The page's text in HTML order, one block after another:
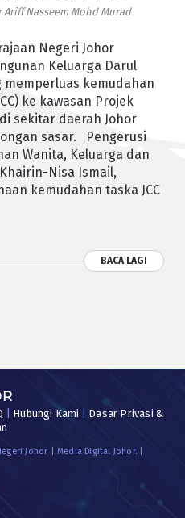
Ariff Nasseem Mohd Murad
Negeri Johor
Keluarga Darul
memperluas kemudahan
ke kawasan Projek
sekitar daerah Johor
sasar. Pengerusi
Wanita, Keluarga dan
Nisa Ismail,
kemudahan taska JCC
BACA LAGI
Hubungi Kami
Dasar Privasi &
Johor | Media Digital Johor. |